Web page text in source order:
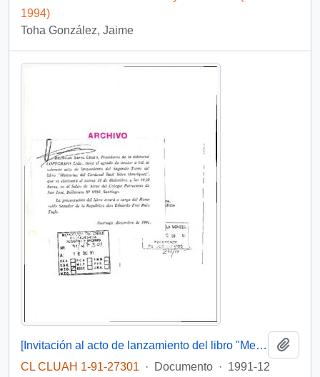
1994)
Toha González, Jaime
[Invitación al acto de lanzamiento del libro "Memoria del cardenal Raúl Silva Henríquez]
CL CLUAH 1-91-27301
· Documento · 1991-12